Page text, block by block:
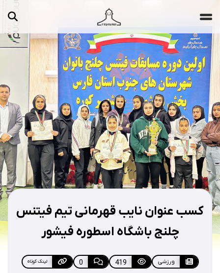
مقالات تصاویر
ویدیوها دسته‌بندی‌ها
جستجو ...
کسب عنوان نایب قهرمانی تیم فیتنس
چلنج باشگاه اسطوره فیشور
ورزشی 419
0 لینک کوتاه